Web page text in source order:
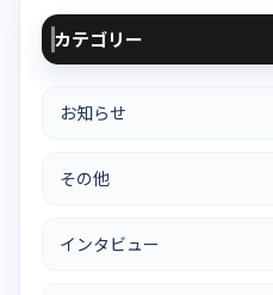
カテゴリー
お知らせ
その他
インタビュー